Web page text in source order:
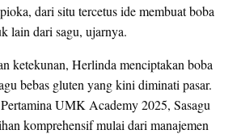
dari situ tercetus ide membuat boba
lain dari sagu, ujarnya.
ketekunan, Herlinda menciptakan boba
bebas gluten yang kini diminati pasar.
UMK Academy 2025, Sasagu
komprehensif mulai dari manajemen